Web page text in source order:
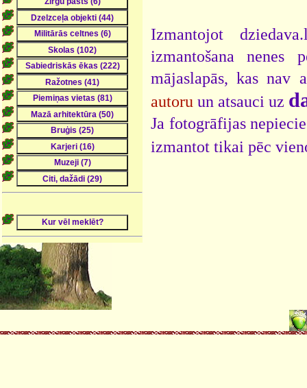
Izmantojot
izmantošana nenes
mājaslapās, kas
autoru un atsauci uz
Ja fotogrāfijas
izmantot tikai pēc